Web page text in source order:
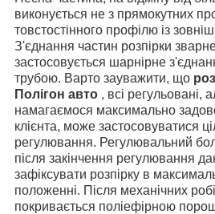
виконується не з прямокутних
товстостінного профілю із
З'єднання частин розпірки
застосовується шарнірне
трубою. Варто зауважити, що
Полігон авто , всі регульовані,
намагаємося максимально
клієнта, може застосовуватися
регулювання. Регулювальний
після закінчення регулювання
зафіксувати розпірку в
положенні. Після механічних
покривається поліефірною